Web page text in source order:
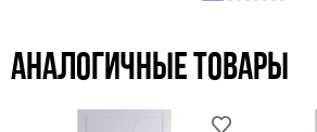
Аналогичные товары